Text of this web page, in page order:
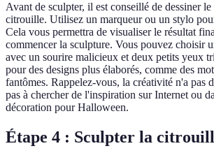
Avant de sculpter, il est conseillé de dessiner le
citrouille. Utilisez un marqueur ou un stylo
Cela vous permettra de visualiser le résultat
commencer la sculpture. Vous pouvez choisir
avec un sourire malicieux et deux petits yeux
pour des designs plus élaborés, comme des
fantômes. Rappelez-vous, la créativité n'a pas
pas à chercher de l'inspiration sur Internet ou
décoration pour Halloween.
Étape 4 : Sculpter la